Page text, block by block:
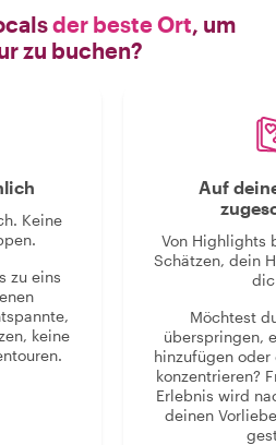
der beste Ort, um
zu buchen?
Keine
zu eins
keine
Auf
Von Highlights
Schätzen, dein
Möchtest
überspringen,
hinzufügen
konzentrieren?
Erlebnis wird
deinen